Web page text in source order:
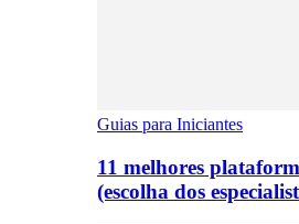
Guias para Iniciantes
11 melhores
(escolha dos